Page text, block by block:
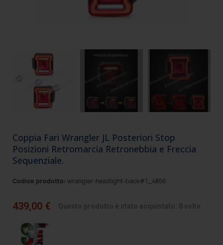
Coppia Fari Wrangler JL Posteriori Stop
Posizioni Retromarcia Retronebbia e Freccia
Sequenziale.
Codice prodotto: wrangler-headlight-back#1_4856
439,00 €